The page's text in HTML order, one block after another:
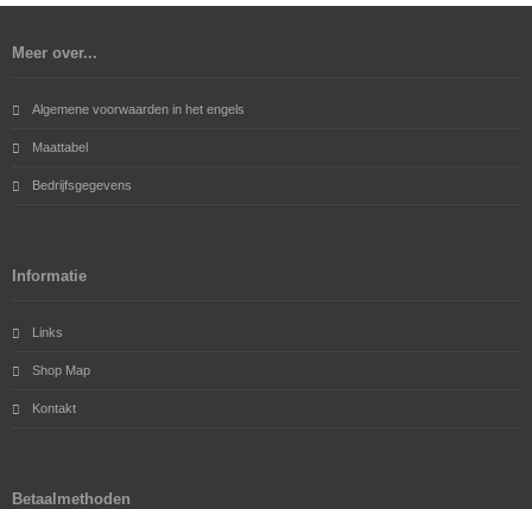
Meer over...
Algemene voorwaarden in het engels
Maattabel
Bedrijfsgegevens
Informatie
Links
Shop Map
Kontakt
Betaalmethoden